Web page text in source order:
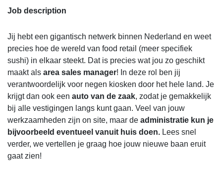
Job description
Jij hebt een gigantisch netwerk binnen Nederland en weet
precies hoe de wereld van food retail (meer specifiek
sushi) in elkaar steekt. Dat is precies wat jou zo geschikt
maakt als area sales manager! In deze rol ben jij
verantwoordelijk voor negen kiosken door het hele land. Je
krijgt dan ook een auto van de zaak, zodat je gemakkelijk
bij alle vestigingen langs kunt gaan. Veel van jouw
werkzaamheden zijn on site, maar de administratie kun je
bijvoorbeeld eventueel vanuit huis doen. Lees snel
verder, we vertellen je graag hoe jouw nieuwe baan eruit
gaat zien!